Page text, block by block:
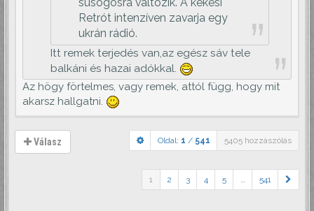
Retrót intenzíven zavarja egy
ukrán rádió.
Itt remek terjedés van,az egész sáv tele
balkáni és hazai adókkal.
Az högy förtelmes, vagy remek, attól függ, hogy mit
akarsz hallgatni.
Válasz Oldal: 1 / 541 5405 hozzászólás
1 2 3 4 5 … 541